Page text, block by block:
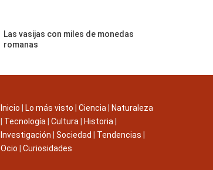
Las vasijas con miles de monedas
romanas
Inicio Lo más visto Ciencia
Naturaleza
Tecnología Cultura Historia
Investigación
Sociedad Tendencias
Ocio
Curiosidades